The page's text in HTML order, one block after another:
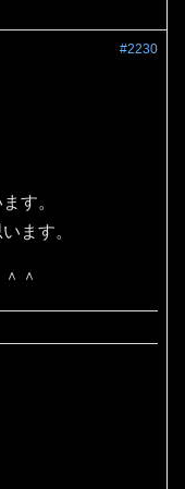
#2230
す。
ます。
＾